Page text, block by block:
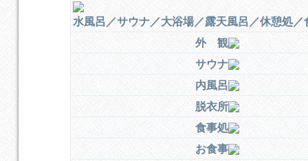
水風呂／サウナ／大浴場／露天風呂／休憩処
外 観
サウナ
内風呂
脱衣所
食事処
お食事